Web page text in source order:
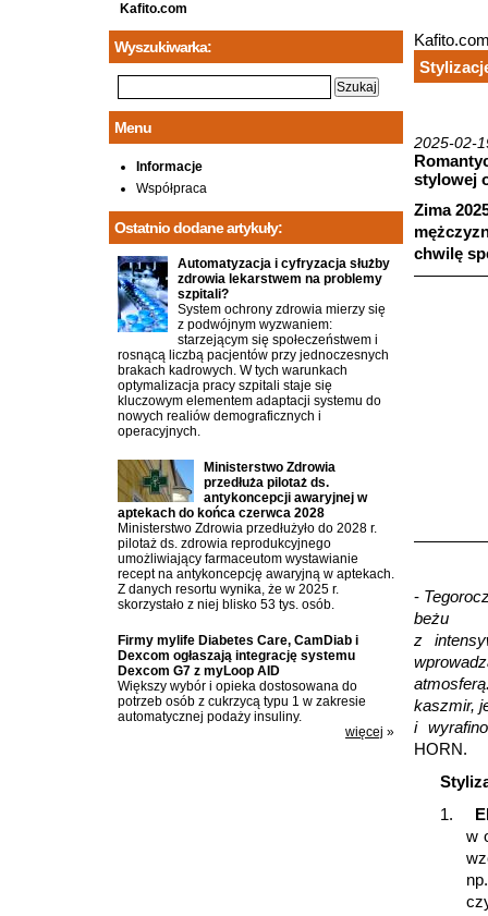
Kafito.com
2025-02-
stylowej
Zima
chwilę
-
beżu
z
kaszmir,
i
HORN.
1.
w
Wyszukiwarka:
Menu
Informacje
Współpraca
Ostatnio dodane artykuły:
Automatyzacja i cyfryzacja służby
zdrowia lekarstwem na problemy
szpitali?
System ochrony zdrowia mierzy się
z podwójnym wyzwaniem:
starzejącym się społeczeństwem i
rosnącą liczbą pacjentów przy jednoczesnych
brakach kadrowych. W tych warunkach
optymalizacja pracy szpitali staje się
kluczowym elementem adaptacji systemu do
nowych realiów demograficznych i
operacyjnych.
Ministerstwo Zdrowia
przedłuża pilotaż ds.
antykoncepcji awaryjnej w
aptekach do końca czerwca 2028
Ministerstwo Zdrowia przedłużyło do 2028 r.
pilotaż ds. zdrowia reprodukcyjnego
umożliwiający farmaceutom wystawianie
recept na antykoncepcję awaryjną w aptekach.
Z danych resortu wynika, że w 2025 r.
skorzystało z niej blisko 53 tys. osób.
Firmy mylife Diabetes Care, CamDiab i
Dexcom ogłaszają integrację systemu
Dexcom G7 z myLoop AID
Większy wybór i opieka dostosowana do
potrzeb osób z cukrzycą typu 1 w zakresie
automatycznej podaży insuliny.
więcej »